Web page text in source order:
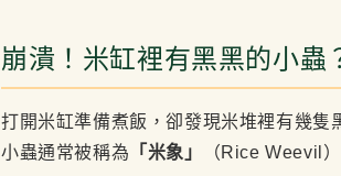
崩潰！米缸裡有黑黑的小蟲
打開米缸準備煮飯，卻發現米堆裡有幾
小蟲通常被稱為 「米象」 （Rice Weevil